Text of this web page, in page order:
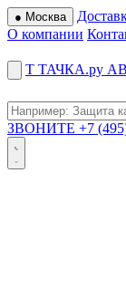
● Москва
О компании
Т ТАЧКА.ру
ЗВОНИТЕ +7